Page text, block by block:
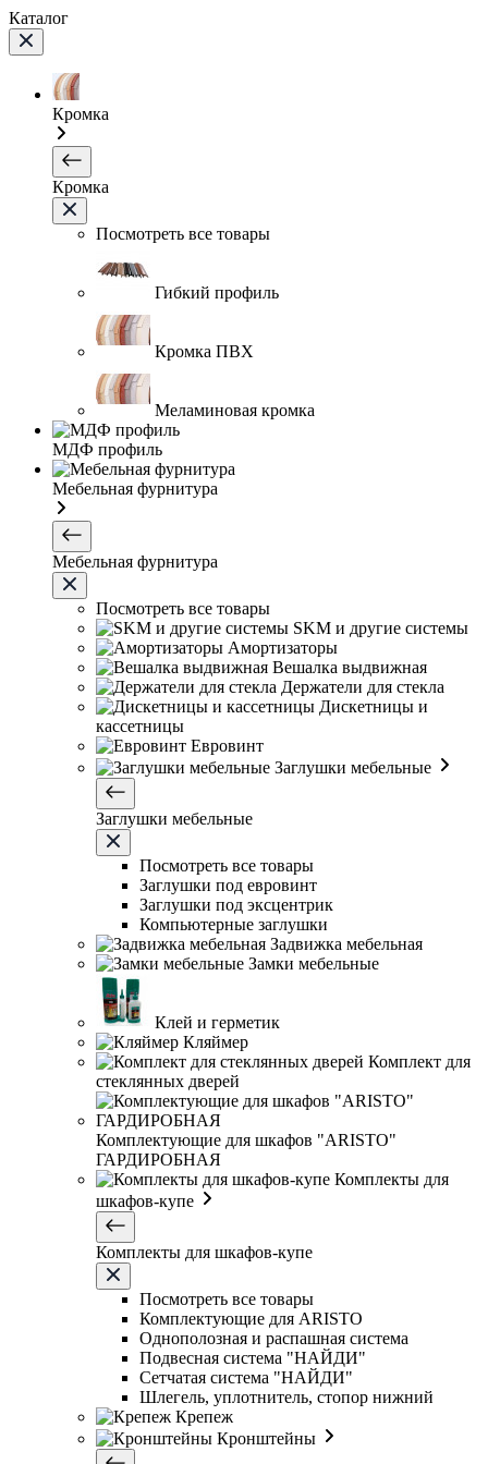
Каталог
Кромка
Кромка
Посмотреть все товары
Гибкий профиль
Кромка ПВХ
Меламиновая кромка
МДФ профиль
Мебельная фурнитура
Мебельная фурнитура
Посмотреть все товары
SKM и другие системы
Амортизаторы
Вешалка выдвижная
Держатели для стекла
Дискетницы и
кассетницы
Евровинт
Заглушки мебельные
Заглушки мебельные
Посмотреть все товары
Заглушки под евровинт
Заглушки под эксцентрик
Компьютерные заглушки
Задвижка мебельная
Замки мебельные
Клей и герметик
Кляймер
Комплект для
стеклянных дверей
Комплектующие для шкафов "ARISTO"
ГАРДИРОБНАЯ
Комплекты для
шкафов-купе
Комплекты для шкафов-купе
Посмотреть все товары
Комплектующие для ARISTO
Однополозная и распашная система
Подвесная система "НАЙДИ"
Сетчатая система "НАЙДИ"
Шлегель, уплотнитель, стопор нижний
Крепеж
Кронштейны